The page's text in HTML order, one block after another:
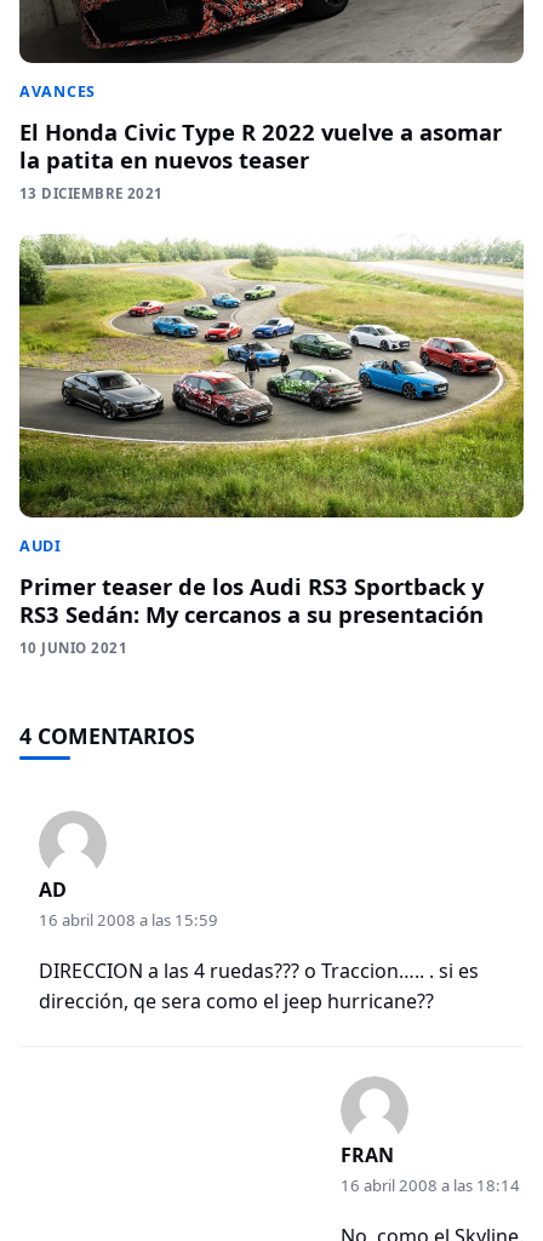
AVANCES
El Honda Civic Type R 2022 vuelve a asomar
la patita en nuevos teaser
13 DICIEMBRE 2021
AUDI
Primer teaser de los Audi RS3 Sportback y
RS3 Sedán: My cercanos a su presentación
10 JUNIO 2021
4 COMENTARIOS
AD
16 abril 2008 a las 15:59
DIRECCION a las 4 ruedas??? o Traccion….. . si es
dirección, qe sera como el jeep hurricane??
FRAN
16 abril 2008 a las 18:14